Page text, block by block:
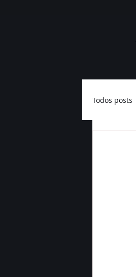
Todos posts